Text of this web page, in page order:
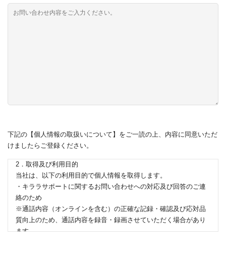
下記の【個人情報の取扱いについて】をご一読の上、内容に同意いただ
けましたらご登録ください。
1．事業者の名称等
株式会社モード・プランニング・ジャパン
2．取得及び利用目的
当社は、以下の利用目的で個人情報を取得します。
・キララサポートに関するお問い合わせへの対応及び回答のご連
絡のため
※通話内容（オンラインを含む）の正確な記録・確認及び応対品
質向上のため、通話内容を録音・録画させていただく場合があり
ます。